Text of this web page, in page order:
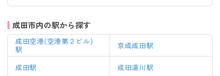
成田市内の駅から探す
成田空港(空港第２ビル)
駅
京成成田駅
成田駅 成田湯川駅